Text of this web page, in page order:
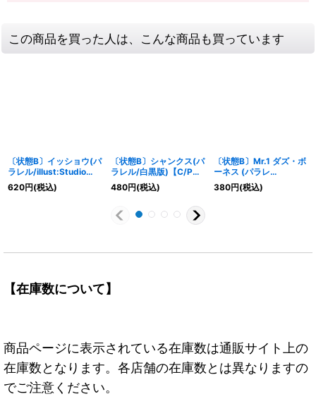
この商品を買った人は、こんな商品も買っています
〔状態B〕イッショウ(パ
ラレル/illust:Studio
Vigor Co.Ltd)【SR/P】
{OP03-078}
620円(税込)
〔状態B〕シャンクス(パ
ラレル/白黒版)【C/P】
{ST13-009}
480円(税込)
〔状態B〕Mr.1 ダズ・ボ
ーネス (パラレ
ル/illust:eiji kaneda)
【R/P】{EB01-027}
380円(税込)
【在庫数について】
商品ページに表示されている在庫数は通販サイト上の
在庫数となります。各店舗の在庫数とは異なりますの
でご注意ください。